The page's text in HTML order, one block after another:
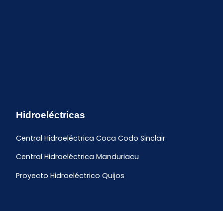
Hidroeléctricas
Central Hidroeléctrica Coca Codo Sinclair
Central Hidroeléctrica Manduriacu
Proyecto Hidroeléctrico Quijos